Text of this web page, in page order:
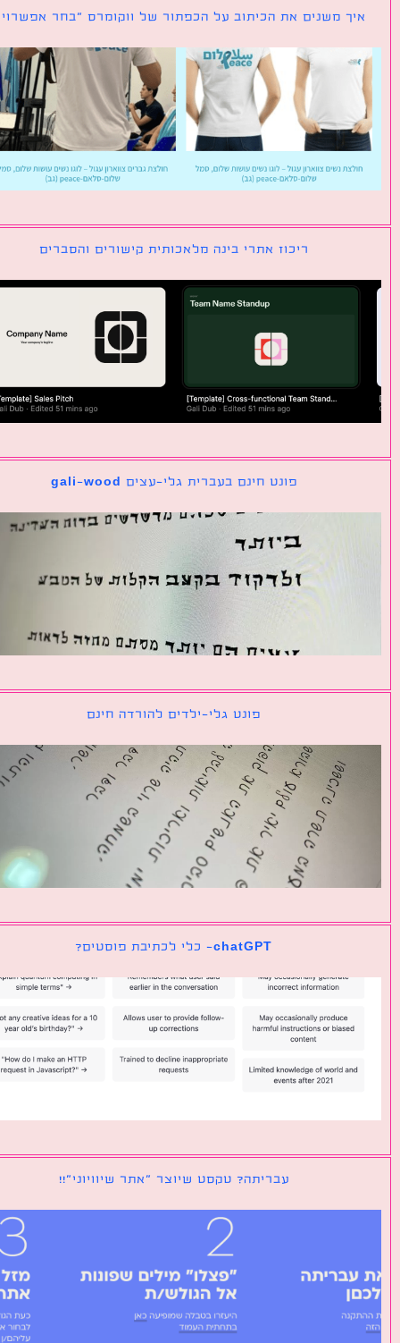
משנים את הכיתוב על הכפתור של ווקומרס ״בחר אפשרויות״
ריכוז אתרי בינה מלאכותית קישורים והסברים
פונט חינם בעברית גלי-עצים gali-wood
פונט גלי-ילדים להורדה חינם
chatGPT- כלי לכתיבת פוסטים?
עבריתה? טקסט שיוצר ״אתר שיוויוני״!!